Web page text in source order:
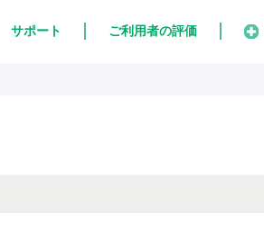
サポート ご利用者の評価